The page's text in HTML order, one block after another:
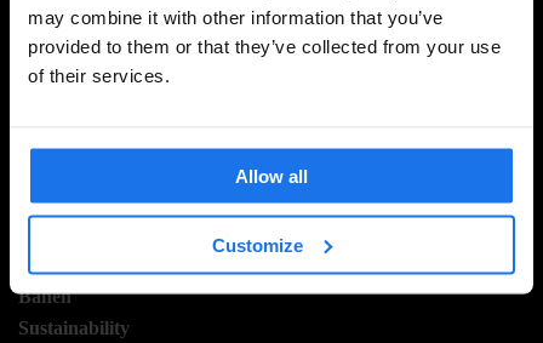
may combine it with other information that you’ve
provided to them or that they’ve collected from your use
of their services.
Allow all
Customize
Veel gestelde vragen
Banen
Sustainability